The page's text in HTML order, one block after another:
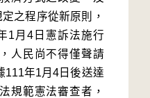
之程序從新原則，
1月4日憲訴法施行
人民尚不得僅聲請
111年1月4日後送達
規範憲法審查者，